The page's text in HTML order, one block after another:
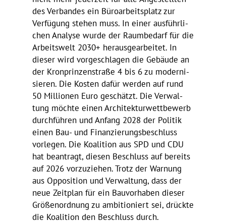
des Verbandes ein Büro­ar­beits­platz zur
Verfü­gung stehen muss. In einer ausführ­li­
chen Analyse wurde der Raum­be­darf für die
Arbeits­welt 2030+ heraus­ge­ar­beitet. In
dieser wird vorge­schlagen die Gebäude an
der Kron­prin­zen­straße 4 bis 6 zu moder­ni­
sieren. Die Kosten dafür werden auf rund
50 Millionen Euro geschätzt. Die Verwal­
tung möchte einen Archi­tek­tur­wett­be­werb
durch­führen und Anfang 2028 der Politik
einen Bau- und Finan­zie­rungs­be­schluss
vorlegen. Die Koali­tion aus SPD und CDU
hat bean­tragt, diesen Beschluss auf bereits
auf 2026 vorzu­ziehen. Trotz der Warnung
aus Oppo­si­tion und Verwal­tung, dass der
neue Zeit­plan für ein Bauvor­haben dieser
Größen­ord­nung zu ambi­tio­niert sei, drückte
die Koali­tion den Beschluss durch.